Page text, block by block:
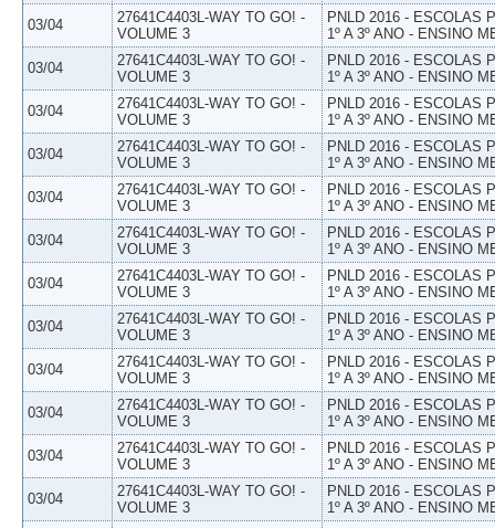
03/04
27641C4403L-WAY TO GO! -
VOLUME 3
PNLD 2016 - ESCOLAS
1º A 3º ANO - ENSINO
03/04
27641C4403L-WAY TO GO! -
VOLUME 3
PNLD 2016 - ESCOLAS
1º A 3º ANO - ENSINO
03/04
27641C4403L-WAY TO GO! -
VOLUME 3
PNLD 2016 - ESCOLAS
1º A 3º ANO - ENSINO
03/04
27641C4403L-WAY TO GO! -
VOLUME 3
PNLD 2016 - ESCOLAS
1º A 3º ANO - ENSINO
03/04
27641C4403L-WAY TO GO! -
VOLUME 3
PNLD 2016 - ESCOLAS
1º A 3º ANO - ENSINO
03/04
27641C4403L-WAY TO GO! -
VOLUME 3
PNLD 2016 - ESCOLAS
1º A 3º ANO - ENSINO
03/04
27641C4403L-WAY TO GO! -
VOLUME 3
PNLD 2016 - ESCOLAS
1º A 3º ANO - ENSINO
03/04
27641C4403L-WAY TO GO! -
VOLUME 3
PNLD 2016 - ESCOLAS
1º A 3º ANO - ENSINO
03/04
27641C4403L-WAY TO GO! -
VOLUME 3
PNLD 2016 - ESCOLAS
1º A 3º ANO - ENSINO
03/04
27641C4403L-WAY TO GO! -
VOLUME 3
PNLD 2016 - ESCOLAS
1º A 3º ANO - ENSINO
03/04
27641C4403L-WAY TO GO! -
VOLUME 3
PNLD 2016 - ESCOLAS
1º A 3º ANO - ENSINO
03/04
27641C4403L-WAY TO GO! -
VOLUME 3
PNLD 2016 - ESCOLAS
1º A 3º ANO - ENSINO